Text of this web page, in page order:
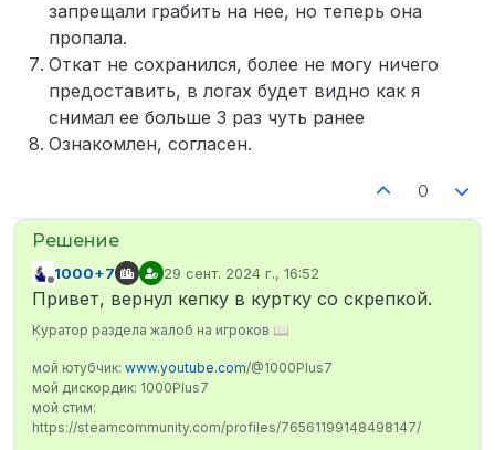
запрещали грабить на нее, но теперь она
пропала.
Откат не сохранился, более не могу ничего
предоставить, в логах будет видно как я
снимал ее больше 3 раз чуть ранее
Ознакомлен, согласен.
0
Не в сети
1000+7 29 сент. 2024 г., 16:52
отредактировано
Привет, вернул кепку в куртку со скрепкой.
Куратор раздела жалоб на игроков 📖
мой ютубчик: www.youtube.com/@1000Plus7
мой дискордик: 1000Plus7
мой стим:
https://steamcommunity.com/profiles/76561199148498147/